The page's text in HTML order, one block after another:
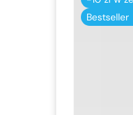
Bestseller